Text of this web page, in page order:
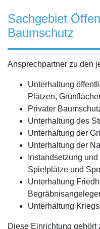
Sachgebiet
Baumschutz
Ansprechpartner zu den
Unterhaltung
Plätzen,
Privater
Unterhaltung des
Unterhaltung der
Unterhaltung der
Instandsetzung
Spielplätze und
Unterhaltung
Unterhaltung
Diese Einrichtung gehört